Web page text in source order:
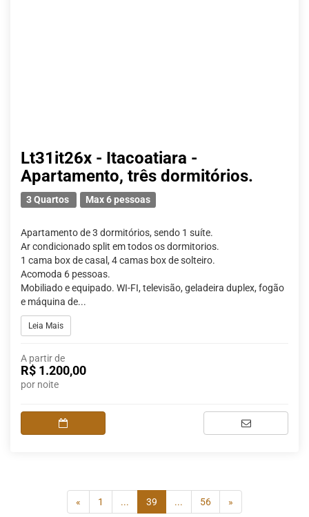
Lt31it26x - Itacoatiara -
Apartamento, três dormitórios.
3 Quartos Max 6 pessoas
Apartamento de 3 dormitórios, sendo 1 suíte.
Ar condicionado split em todos os dormitorios.
1 cama box de casal, 4 camas box de solteiro.
Acomoda 6 pessoas.
Mobiliado e equipado. WI-FI, televisão, geladeira duplex, fogão
e máquina de...
Leia Mais
A partir de
R$ 1.200,00
por noite
« 1 ... 39 ... 56 »